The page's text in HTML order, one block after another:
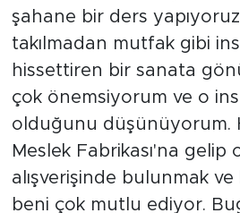
şahane bir ders
takılmadan mutfak gibi
hissettiren bir sanata
çok önemsiyorum ve o
olduğunu düşünüyorum.
Meslek Fabrikası'na gelip
alışverişinde bulunmak
beni çok mutlu ediyor.